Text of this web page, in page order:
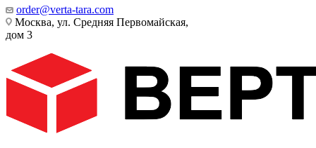
order@verta-tara.com
Москва, ул. Средняя Первомайская,
дом 3